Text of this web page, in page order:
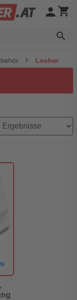
search
person shopping_cart
Locher